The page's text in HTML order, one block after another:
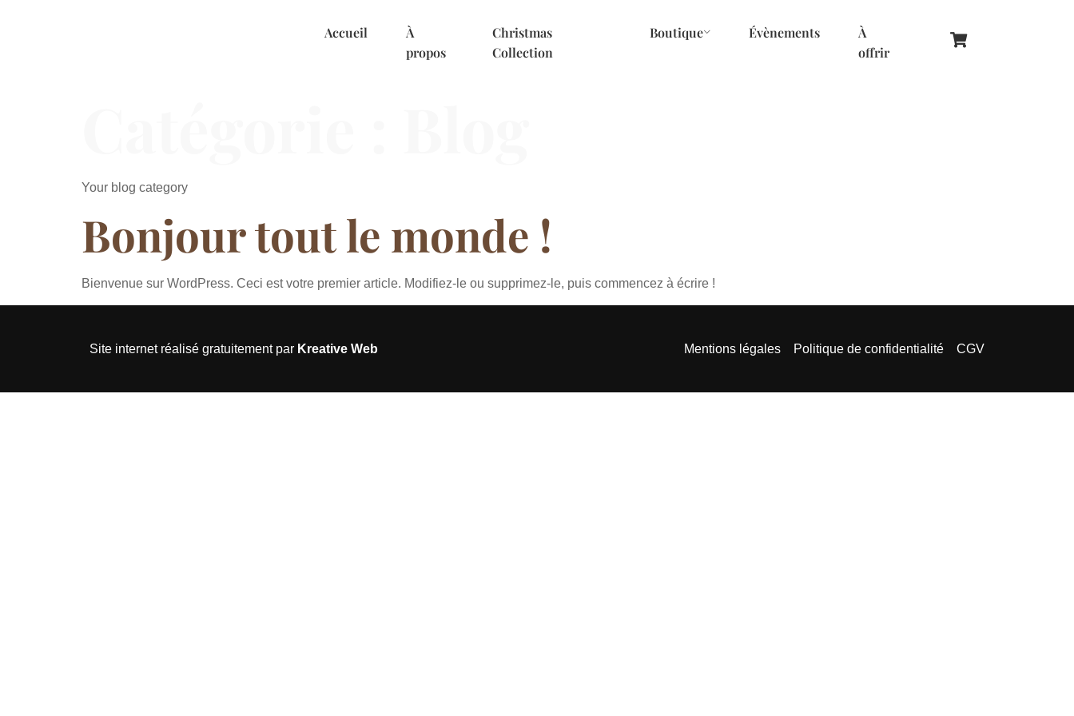
Accueil
À
propos
Christmas
Collection
Boutique Évènements
À
offrir
Your blog category
Bonjour tout le monde !
Bienvenue sur WordPress. Ceci est votre premier article. Modifiez-le ou supprimez-le, puis commencez à écrire !
Site internet réalisé gratuitement par Kreative Web Mentions légales Politique de confidentialité CGV